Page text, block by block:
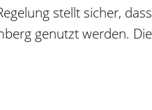
stellt sicher,
genutzt werden.